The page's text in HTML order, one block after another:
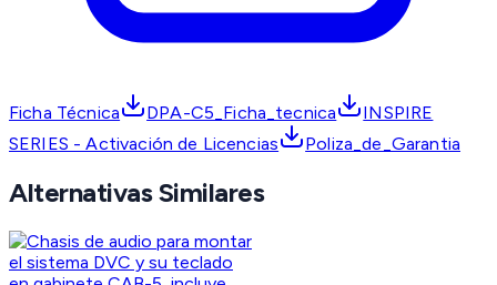
Ficha Técnica DPA-C5_Ficha_tecnica
INSPIRE
SERIES - Activación de Licencias
Poliza_de_Garantia
Alternativas Similares